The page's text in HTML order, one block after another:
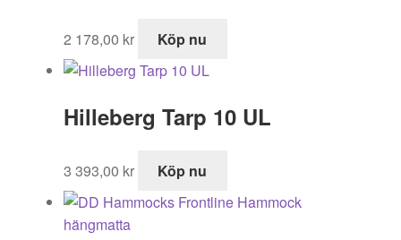
2 178,00 kr Köp nu
Hilleberg Tarp 10 UL
3 393,00 kr Köp nu